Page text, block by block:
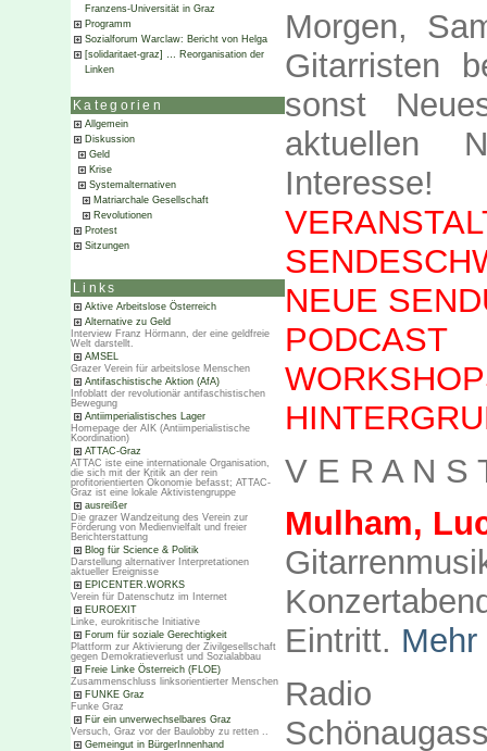
Franzens-Universität in Graz
Programm
Sozialforum Warclaw: Bericht von Helga
[solidaritaet-graz] … Reorganisation der
Linken
Kategorien
Allgemein
Diskussion
Geld
Krise
Systemalternativen
Matriarchale Gesellschaft
Revolutionen
Protest
Sitzungen
Links
Aktive Arbeitslose Österreich
Alternative zu Geld
Interview Franz Hörmann, der eine geldfreie
Welt darstellt.
AMSEL
Grazer Verein für arbeitslose Menschen
Antifaschistische Aktion (AfA)
Infoblatt der revolutionär antifaschistischen
Bewegung
Antiimperialistisches Lager
Homepage der AIK (Antiimperialistische
Koordination)
ATTAC-Graz
ATTAC iste eine internationale Organisation,
die sich mit der Kritik an der rein
profitorientierten Ökonomie befasst; ATTAC-
Graz ist eine lokale Aktivistengruppe
ausreißer
Die grazer Wandzeitung des Verein zur
Förderung von Medienvielfalt und freier
Berichterstattung
Blog für Science & Politik
Darstellung alternativer Interpretationen
aktueller Ereignisse
EPICENTER.WORKS
Verein für Datenschutz im Internet
EUROEXIT
Linke, eurokritische Initiative
Forum für soziale Gerechtigkeit
Plattform zur Aktivierung der Zivilgesellschaft
gegen Demokratieverlust und Sozialabbau
Freie Linke Österreich (FLOE)
Zusammenschluss linksorientierter Menschen
FUNKE Graz
Funke Graz
Für ein unverwechselbares Graz
Versuch, Graz vor der Baulobby zu retten ..
Gemeingut in BürgerInnenhand
Morgen,
Gitarristen
sonst
aktuellen
Interesse!
NEUE
PODCAST
V E R A N S
Mulham,
Eintritt.
Radio